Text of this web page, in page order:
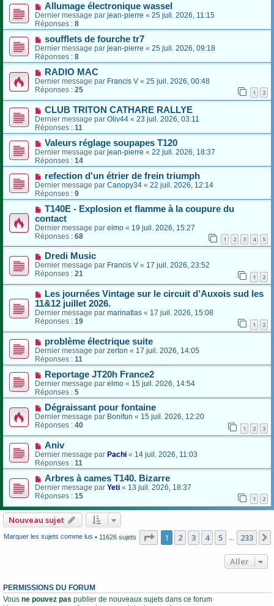
Allumage électronique wassel
Dernier message par jean-pierre « 25 juil. 2026, 11:15
Réponses : 8
soufflets de fourche tr7
Dernier message par jean-pierre « 25 juil. 2026, 09:18
Réponses : 8
RADIO MAC
Dernier message par Francis V « 25 juil. 2026, 00:48
Réponses : 25 1 2
CLUB TRITON CATHARE RALLYE
Dernier message par Oliv44 « 23 juil. 2026, 03:11
Réponses : 11
Valeurs réglage soupapes T120
Dernier message par jean-pierre « 22 juil. 2026, 18:37
Réponses : 14
refection d'un étrier de frein triumph
Dernier message par Canopy34 « 22 juil. 2026, 12:14
Réponses : 9
T140E - Explosion et flamme à la coupure du
contact
Dernier message par elmo « 19 juil. 2026, 15:27
Réponses : 68 1 2 3 4 5
Dredi Music
Dernier message par Francis V « 17 juil. 2026, 23:52
Réponses : 21 1 2
Les journées Vintage sur le circuit d’Auxois sud les
11&12 juillet 2026.
Dernier message par marinatlas « 17 juil. 2026, 15:08
Réponses : 19 1 2
problème électrique suite
Dernier message par zerton « 17 juil. 2026, 14:05
Réponses : 11
Reportage JT20h France2
Dernier message par elmo « 15 juil. 2026, 14:54
Réponses : 5
Dégraissant pour fontaine
Dernier message par Bonifun « 15 juil. 2026, 12:20
Réponses : 40 1 2 3
Aniv
Dernier message par Pachi « 14 juil. 2026, 11:03
Réponses : 11
Arbres à cames T140. Bizarre
Dernier message par Yeti « 13 juil. 2026, 18:37
Réponses : 15 1 2
Nouveau sujet
Marquer les sujets comme lus • 11626 sujets Page 1sur 233
1 2 3 4 5 233
Aller
PERMISSIONS DU FORUM
Vous ne pouvez pas publier de nouveaux sujets dans ce forum